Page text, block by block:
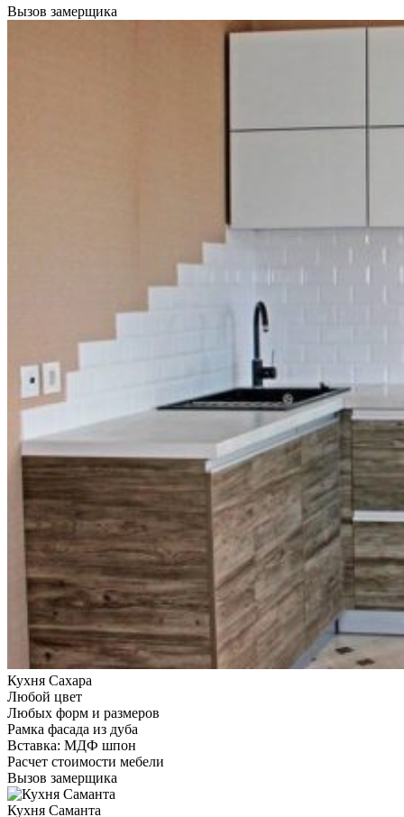
Вызов замерщика
Кухня Сахара
Любой цвет
Любых форм и размеров
Рамка фасада из дуба
Вставка: МДФ шпон
Расчет стоимости мебели
Вызов замерщика
Кухня Саманта